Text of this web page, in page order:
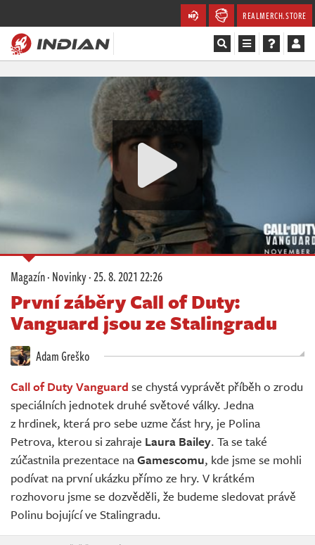
REALMERCH.STORE
Soutěže
Komunita
Redakce
Živě
Magazín·Novinky·25. 8. 2021 22:26
První záběry Call of Duty:
Vanguard jsou ze Stalingradu
Adam Greško
Call of Duty Vanguard se chystá vyprávět příběh o zrodu
speciálních jednotek druhé světové války. Jedna
z hrdinek, která pro sebe uzme část hry, je Polina
Petrova, kterou si zahraje Laura Bailey. Ta se také
zúčastnila prezentace naGamescomu, kde jsme se mohli
podívat na první ukázku přímo ze hry. V krátkém
rozhovoru jsme se dozvěděli, že budeme sledovat právě
Polinu bojující ve Stalingradu.